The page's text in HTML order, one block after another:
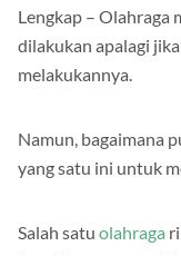
Lengkap – Olahraga
dilakukan apalagi
melakukannya.
Namun, bagaimana
yang satu ini untuk
Salah satu olahraga